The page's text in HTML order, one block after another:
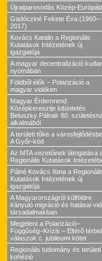
Újraiparosodás Közép-
Gadócziné Fekete Éva (1960–
2017)
Kovács Katalin a Regionális
Kutatások Intézetének új
igazgatója
A magyar decentralizáció
nyomában
Földből élők – Polarizáció a
magyar vidéken
Magyar Érdemrend
Középkeresztje kitüntetés
Beluszky Pálnak 80.
alkalmából
A területi tőke a
A Győr-kód
Az MTA vezetőinek látogatása
Regionális Kutatások
Pálné Kovács Ilona a Regionális
Kutatások Intézetének új
igazgatója
A Magyarországról külföldre
irányuló migráció és hatásai
társadalmakban
Megjelent a Polarizáció–
Függőség–Krízis – Eltérő
válaszok c. jubileumi kötet
Regionális tudomány és területi
kohézió